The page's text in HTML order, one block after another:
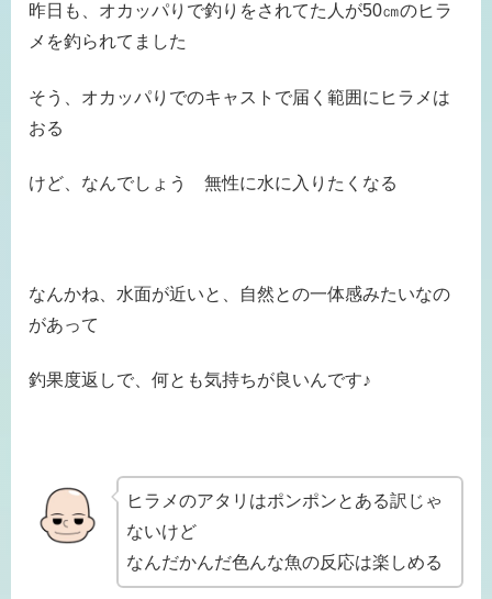
昨日も、オカッパりで釣りをされてた人が50㎝のヒラ
メを釣られてました
そう、オカッパりでのキャストで届く範囲にヒラメは
おる
けど、なんでしょう 無性に水に入りたくなる
なんかね、水面が近いと、自然との一体感みたいなの
があって
釣果度返しで、何とも気持ちが良いんです♪
ヒラメのアタリはポンポンとある訳じゃ
ないけど
なんだかんだ色んな魚の反応は楽しめる